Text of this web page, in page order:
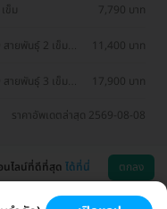
ข็ม 7,790 บาท
ายพันธุ์ 2 เข็ม
11,400 บาท
ายพันธุ์ 3 เข็ม
17,900 บาท
ราคาอัพเดตล่าสุด 2569-08-08
นไลน์ที่ดีที่สุด ได้ที่นี่ ตกลง